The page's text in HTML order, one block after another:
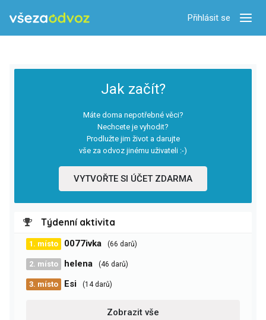
Přihlásit se
Jak začít?
Máte doma nepotřebné věci?
Nechcete je vyhodit?
Prodlužte jim život a darujte
vše za odvoz jinému uživateli :-)
VYTVOŘTE SI ÚČET ZDARMA
Týdenní aktivita
1. místo 0077ivka (66 darů)
2. místo helena (46 darů)
3. místo Esi (14 darů)
Zobrazit vše